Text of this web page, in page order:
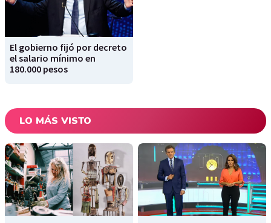
El gobierno fijó por decreto
el salario mínimo en
180.000 pesos
LO MÁS VISTO